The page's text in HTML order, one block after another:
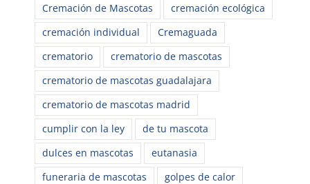
Cremación de Mascotas
cremación ecológica
cremación individual
Cremaguada
crematorio
crematorio de mascotas
crematorio de mascotas guadalajara
crematorio de mascotas madrid
cumplir con la ley
de tu mascota
dulces en mascotas
eutanasia
funeraria de mascotas
golpes de calor